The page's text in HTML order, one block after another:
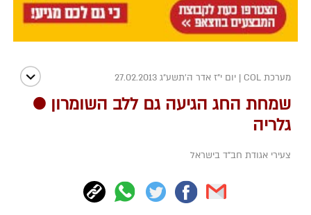
מערכת COL | יום י"ז אדר ה׳תשע״ג 27.02.2013
שמחת החג הגיעה גם ללב השומרון ●
גלריה
צעירי אגודת חב"ד בישראל